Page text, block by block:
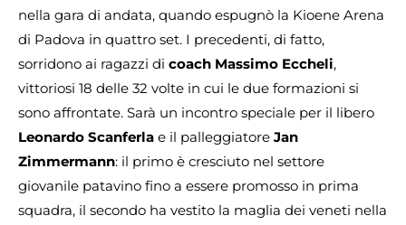
nella gara di andata, quando espugnò la Kioene Arena
di Padova in quattro set. I precedenti, di fatto,
sorridono ai ragazzi di coach Massimo Eccheli,
vittoriosi 18 delle 32 volte in cui le due formazioni si
sono affrontate. Sarà un incontro speciale per il libero
Leonardo Scanferla e il palleggiatore Jan
Zimmermann: il primo è cresciuto nel settore
giovanile patavino fino a essere promosso in prima
squadra, il secondo ha vestito la maglia dei veneti nella